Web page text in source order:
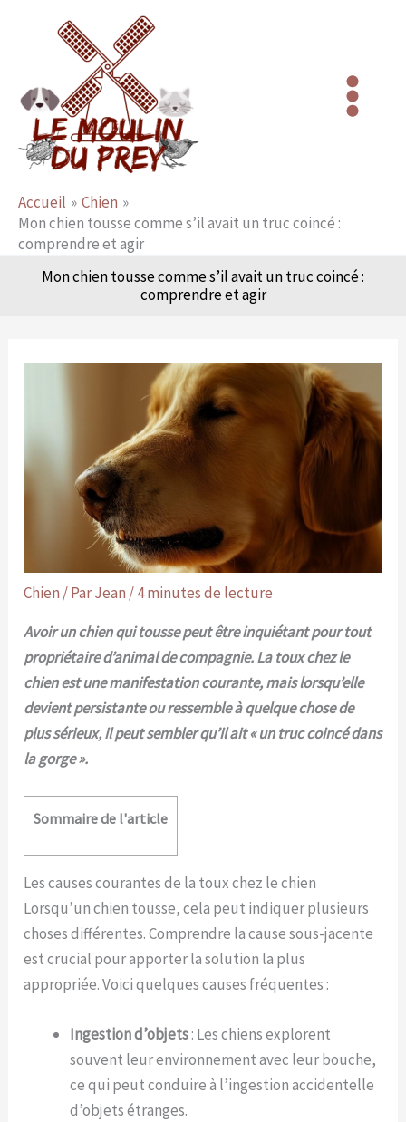
Accueil
Chien
Mon chien tousse comme s’il avait un truc coincé :
comprendre et agir
Mon chien tousse comme s’il avait un truc coincé :
comprendre et agir
Chien / ParJean /4 minutes de lecture
Avoir un chien qui tousse peut être inquiétant pour tout
propriétaire d’animal de compagnie. La toux chez le
chien est une manifestation courante, mais lorsqu’elle
devient persistante ou ressemble à quelque chose de
plus sérieux, il peut sembler qu’il ait « un truc coincé dans
la gorge ».
Sommaire de l'article
Les causes courantes de la toux chez le chien
Lorsqu’un chien tousse, cela peut indiquer plusieurs
choses différentes. Comprendre la cause sous-jacente
est crucial pour apporter la solution la plus
appropriée. Voici quelques causes fréquentes :
Ingestion d’objets: Les chiens explorent
souvent leur environnement avec leur bouche,
ce qui peut conduire à l’ingestion accidentelle
d’objets étranges.